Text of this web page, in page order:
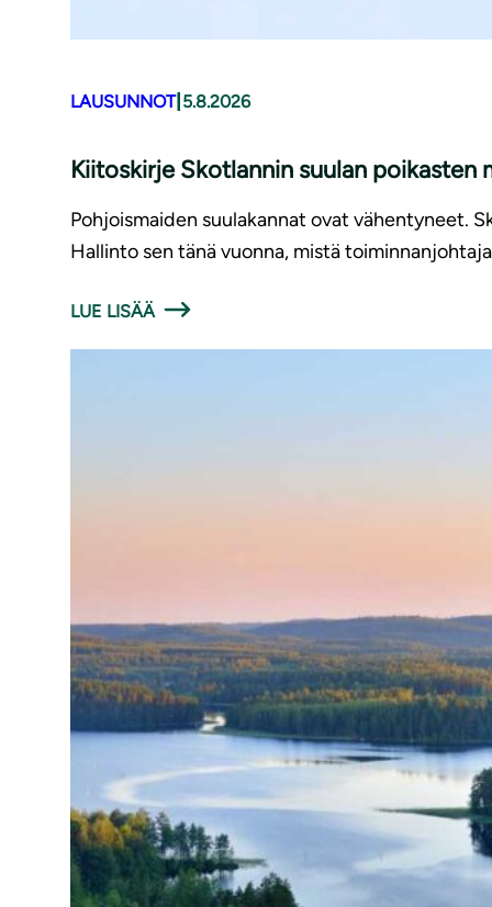
LAUSUNNOT| 5.8.2026
Kiitoskirje Skotlannin suulan poikasten
Pohjoismaiden suulakannat ovat vähentyneet.
Hallinto sen tänä vuonna, mistä
LUE LISÄÄ